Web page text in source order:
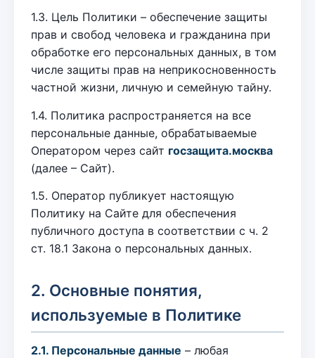
1.3. Цель Политики – обеспечение защиты
прав и свобод человека и гражданина при
обработке его персональных данных, в том
числе защиты прав на неприкосновенность
частной жизни, личную и семейную тайну.
1.4. Политика распространяется на все
персональные данные, обрабатываемые
Оператором через сайт госзащита.москва
(далее – Сайт).
1.5. Оператор публикует настоящую
Политику на Сайте для обеспечения
публичного доступа в соответствии с ч. 2
ст. 18.1 Закона о персональных данных.
2. Основные понятия,
используемые в Политике
2.1. Персональные данные – любая